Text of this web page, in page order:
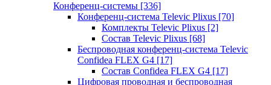
Конференц-системы [336]
Конференц-система Televic Plixus [70]
Комплекты Televic Plixus [2]
Состав Televic Plixus [68]
Беспроводная конференц-система Televic
Confidea FLEX G4 [17]
Состав Confidea FLEX G4 [17]
Цифровая проводная и беспроводная